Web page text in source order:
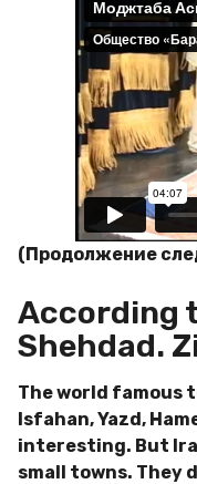
(Продолжение
According
Shehdad.
The world famous
Isfahan, Yazd,
interesting. But
small towns. They